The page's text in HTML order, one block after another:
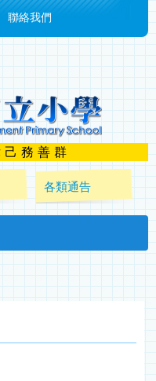
聯絡我們
務善群
各類通告